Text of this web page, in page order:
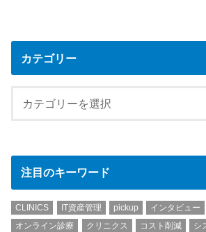
カテゴリー
注目のキーワード
CLINICS IT資産管理 pickup インタビュー
オンライン診療
クリニクス コスト削減 シ